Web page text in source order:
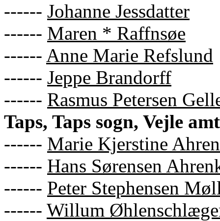
------ Johanne Jessdatter
------ Maren * Raffnsøe
------ Anne Marie Refslund
------ Jeppe Brandorff
------ Rasmus Petersen
Taps, Taps sogn, Vejle amt
------ Marie Kjerstine
------ Hans Sørensen
------ Peter Stephensen
------ Willum